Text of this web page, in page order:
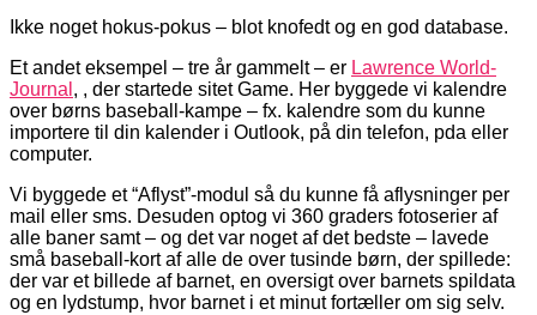
Ikke noget hokus-pokus – blot knofedt og en god database.
Et andet eksempel – tre år gammelt – er Lawrence World-
Journal , , der startede sitet Game. Her byggede vi kalendre
over børns baseball-kampe – fx. kalendre som du kunne
importere til din kalender i Outlook, på din telefon, pda eller
computer.
Vi byggede et “Aflyst”-modul så du kunne få aflysninger per
mail eller sms. Desuden optog vi 360 graders fotoserier af
alle baner samt – og det var noget af det bedste – lavede
små baseball-kort af alle de over tusinde børn, der spillede:
der var et billede af barnet, en oversigt over barnets spildata
og en lydstump, hvor barnet i et minut fortæller om sig selv.